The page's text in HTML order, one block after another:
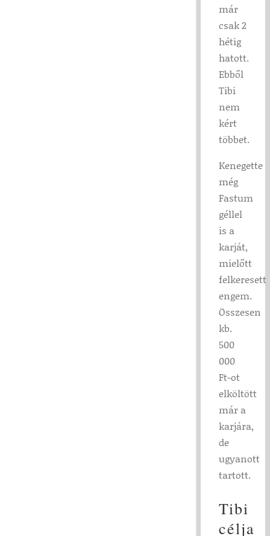
már
csak 2
hétig
hatott.
Ebből
Tibi
nem
kért
többet.
Kenegette
még
Fastum
géllel
is a
karját,
mielőtt
felkeresett
engem.
Összesen
kb.
500
000
Ft-ot
elköltött
már a
karjára,
de
ugyanott
tartott.
Tibi
célja